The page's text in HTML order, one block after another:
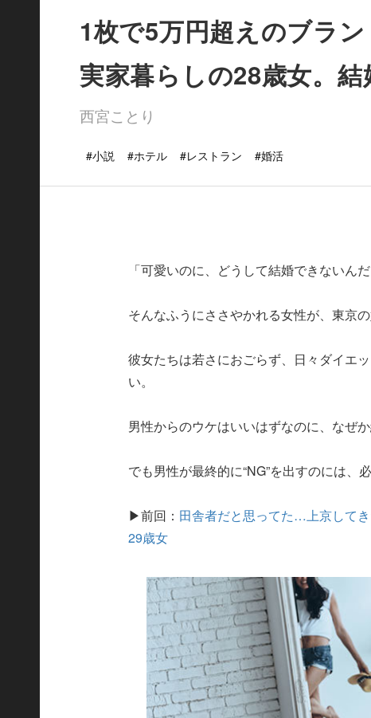
1枚で5万円超えのブラ
実家暮らしの28歳女。
西宮ことり
#小説 #ホテル #レストラン #婚活
「可愛いのに、どうして結婚できないんだ
そんなふうにささやかれる女性が、東京
彼女たちは若さにおごらず、日々ダイエ
い。
男性からのウケはいいはずなのに、なぜ
でも男性が最終的に“NG”を出すのには、
▶前回： 田舎者だと思ってた…上京して
29歳女